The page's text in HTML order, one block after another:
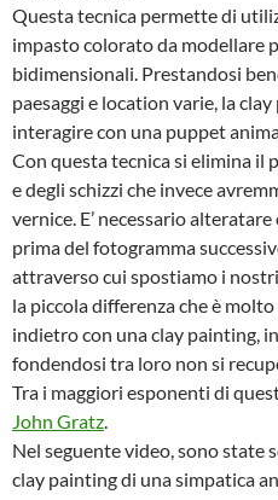
Questa tecnica permette di
impasto colorato da modellare
bidimensionali. Prestandosi
paesaggi e location varie, la
interagire con una puppet
Con questa tecnica si elimina il
e degli schizzi che invece
vernice. E’ necessario
prima del fotogramma
attraverso cui spostiamo i
la piccola differenza che è
indietro con una clay painting,
fondendosi tra loro non si
Tra i maggiori esponenti di
John Gratz.
Nel seguente video, sono state
clay painting di una simpatica